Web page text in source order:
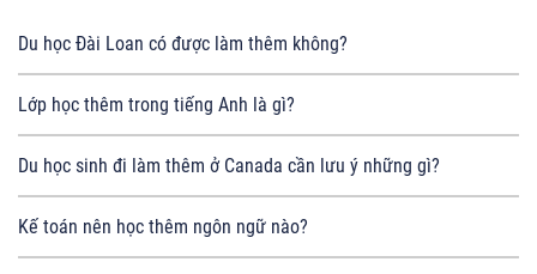
Du học Đài Loan có được làm thêm không?
Lớp học thêm trong tiếng Anh là gì?
Du học sinh đi làm thêm ở Canada cần lưu ý những gì?
Kế toán nên học thêm ngôn ngữ nào?